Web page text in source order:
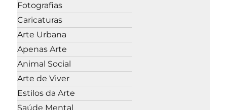
Fotografias
Caricaturas
Arte Urbana
Apenas Arte
Animal Social
Arte de Viver
Estilos da Arte
Saúde Mental